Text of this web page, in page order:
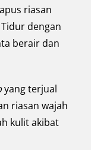
riasan
dengan
berair dan
yang terjual
riasan wajah
kulit akibat